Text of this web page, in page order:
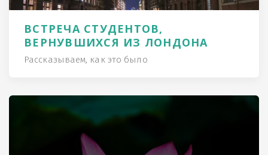
ВСТРЕЧА СТУДЕНТОВ,
ВЕРНУВШИХСЯ ИЗ ЛОНДОНА
Рассказываем, как это было